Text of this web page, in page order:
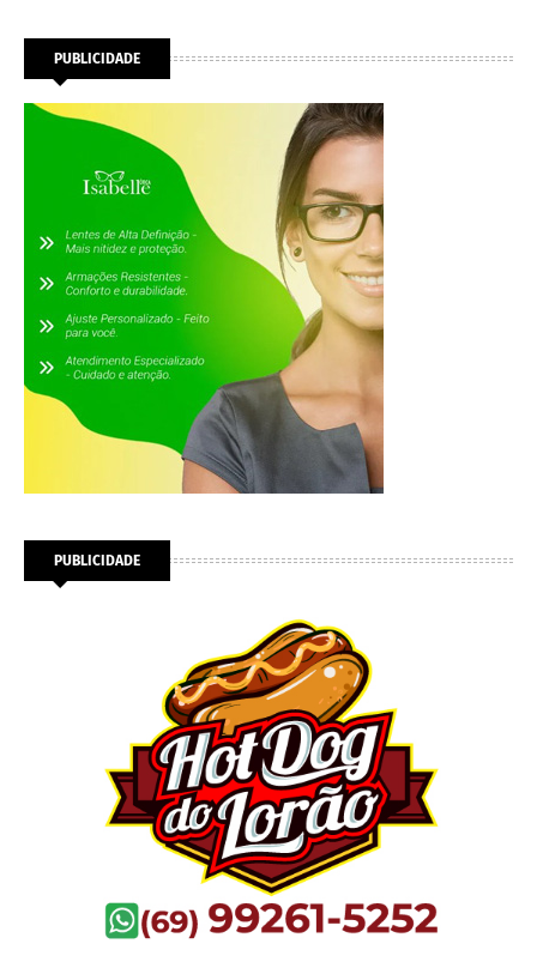
PUBLICIDADE
PUBLICIDADE